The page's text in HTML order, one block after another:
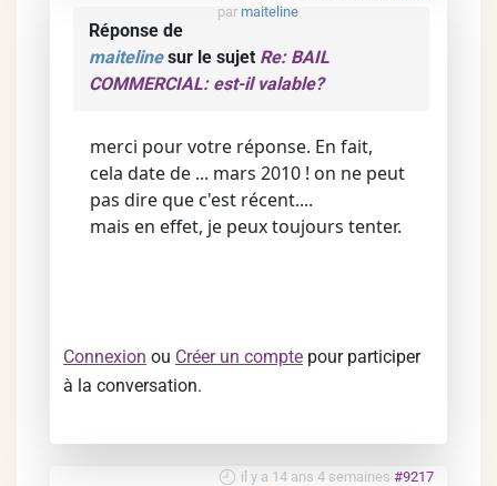
par maiteline
Réponse de
maitelinesur le sujet Re: BAIL
COMMERCIAL: est-il valable?
merci pour votre réponse. En fait,
cela date de ... mars 2010 ! on ne peut
pas dire que c'est récent....
mais en effet, je peux toujours tenter.
Connexion ou Créer un compte pour participer
à la conversation.
il y a 14 ans 4 semaines #9217